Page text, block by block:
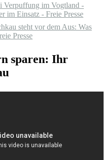
Verpuffung im Vogtland -
im Einsatz - Freie Presse
steht vor dem Aus: Was
Presse
sparen: Ihr